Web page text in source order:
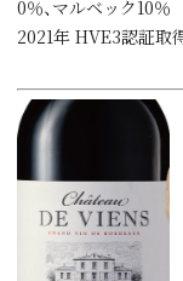
0％、マルベック10％
2021年 HVE3認証取